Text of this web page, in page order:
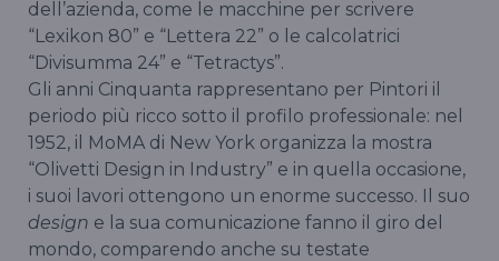
dell’azienda, come le macchine per scrivere
“Lexikon 80” e “Lettera 22” o le calcolatrici
“Divisumma 24” e “Tetractys”.
Gli anni Cinquanta rappresentano per Pintori il
periodo più ricco sotto il profilo professionale: nel
1952, il MoMA di New York organizza la mostra
“Olivetti Design in Industry” e in quella occasione,
i suoi lavori ottengono un enorme successo. Il suo
design e la sua comunicazione fanno il giro del
mondo, comparendo anche su testate